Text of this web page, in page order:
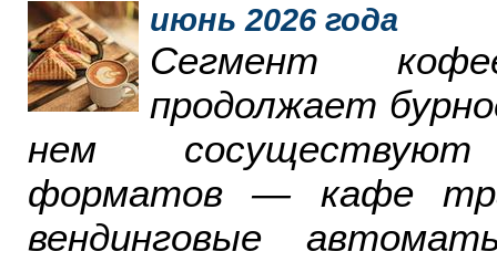
июнь 2026 года
Сегмент
продолжает
нем
форматов — кафе
вендинговые